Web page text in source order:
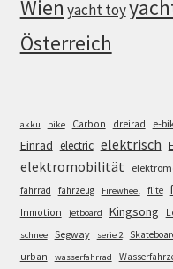
Wien yacht toy
Österreich
akku bike Carbon dreirad e-
Einrad electric elektrisch
elektromobilität
fahrrad
fahrzeug Firewheel flite
Inmotion jetboard Kingsong
schnee Segway serie 2
urban wasserfahrrad